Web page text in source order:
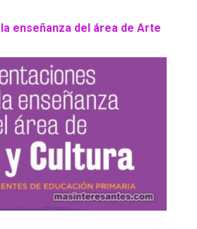
enseñanza del área de Arte